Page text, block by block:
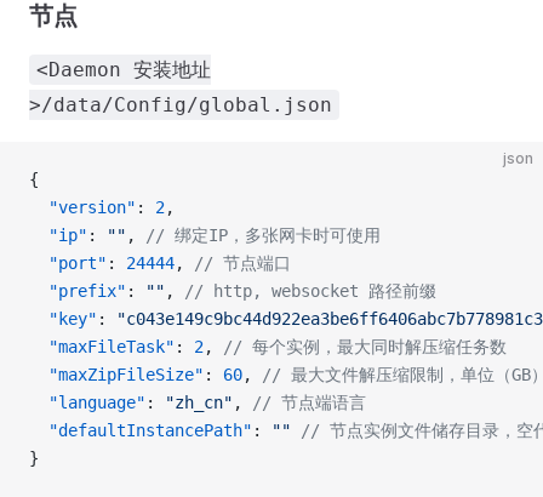
节点
<Daemon 安装地址
>/data/Config/global.json
json
{
  "version"
: 2,
  "ip"
: "" ,
// 绑定IP，多张网卡时可使用
  "port"
: 24444,
// 节点端口
  "prefix"
: "" ,
// http, websocket 路径前缀
  "key"
:
  "maxFileTask"
: 2,
// 每个实例，最大同时解压缩任务数
  "maxZipFileSize"
: 60,
// 最大文件解压缩限制，单位（GB
  "language"
: "zh_cn" ,
// 节点端语言
  "defaultInstancePath"
: "" // 节点实例文件储存目录，空
}